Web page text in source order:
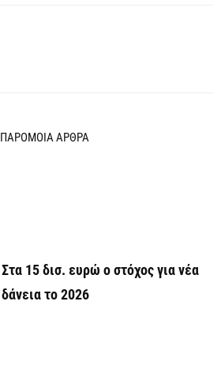
ΠΑΡΟΜΟΙΑ ΑΡΘΡΑ
Στα 15 δισ. ευρώ ο στόχος για νέα
δάνεια το 2026